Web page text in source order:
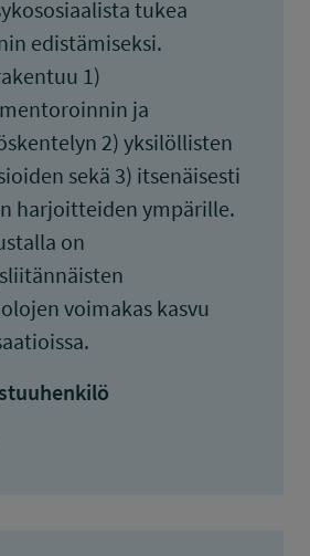
tukea
edistämiseksi.
1)
ja
2) yksilöllisten
sekä 3) itsenäisesti
harjoitteiden ympärille.
on
voimakas kasvu